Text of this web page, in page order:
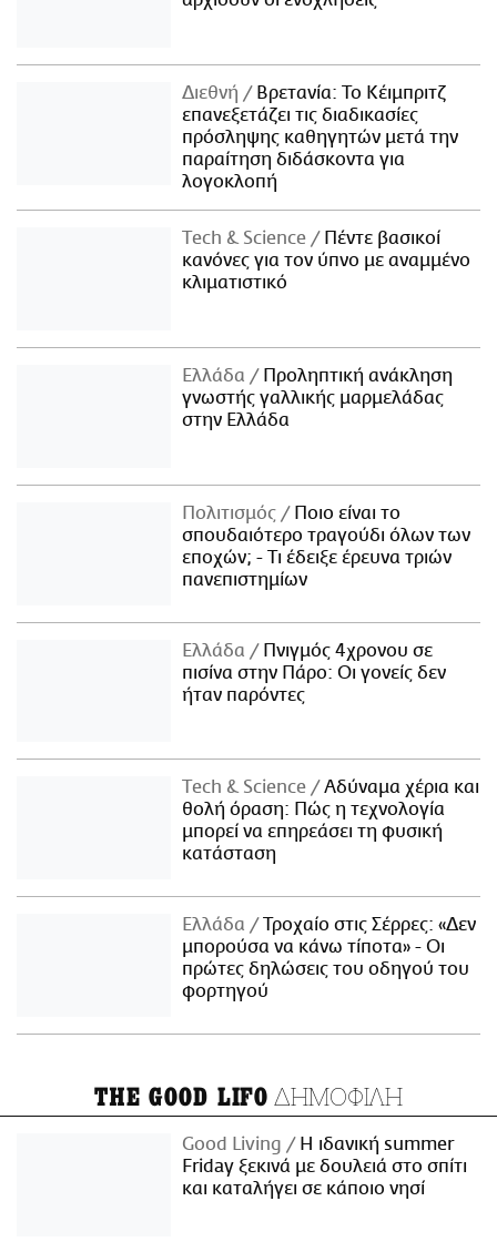
Διεθνή
Βρετανία: Το Κέιμπριτζ
επανεξετάζει τις διαδικασίες
πρόσληψης καθηγητών μετά την
παραίτηση διδάσκοντα για
λογοκλοπή
Τech & Science
Πέντε βασικοί
κανόνες για τον ύπνο με αναμμένο
κλιματιστικό
Ελλάδα
Προληπτική ανάκληση
γνωστής γαλλικής μαρμελάδας
στην Ελλάδα
Πολιτισμός
Ποιο είναι το
σπουδαιότερο τραγούδι όλων των
εποχών; - Τι έδειξε έρευνα τριών
πανεπιστημίων
Ελλάδα
Πνιγμός 4χρονου σε
πισίνα στην Πάρο: Οι γονείς δεν
ήταν παρόντες
Τech & Science
Αδύναμα χέρια και
θολή όραση: Πώς η τεχνολογία
μπορεί να επηρεάσει τη φυσική
κατάσταση
Ελλάδα
Τροχαίο στις Σέρρες: «Δεν
μπορούσα να κάνω τίποτα» - Οι
πρώτες δηλώσεις του οδηγού του
φορτηγού
THE GOOD LIFO ΔΗΜΟΦΙΛΗ
Good Living
Η ιδανική summer
Friday ξεκινά με δουλειά στο σπίτι
και καταλήγει σε κάποιο νησί